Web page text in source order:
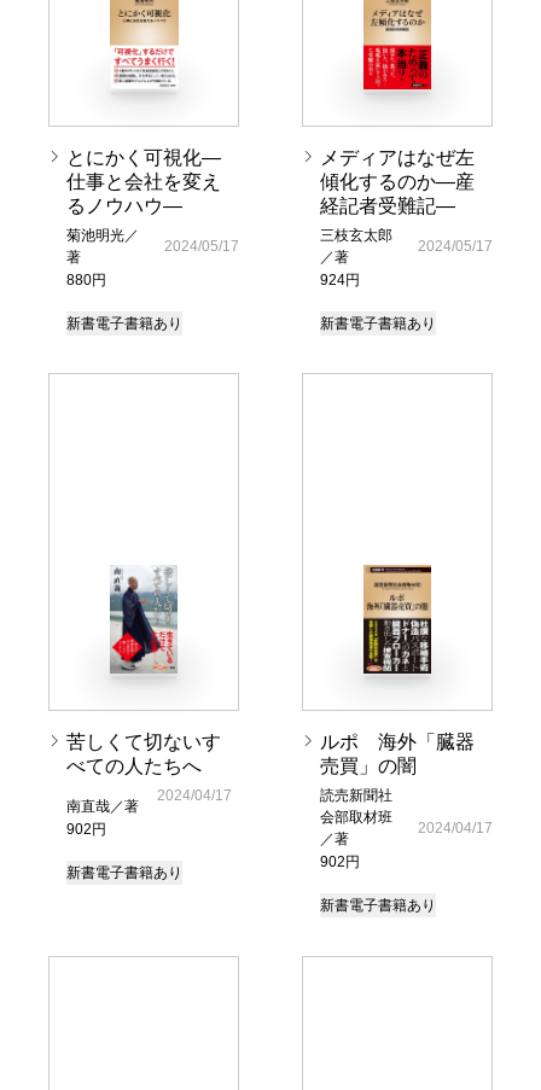
とにかく可視化―
仕事と会社を変え
るノウハウ―
菊池明光／
著
880円
2024/05/17
新書電子書籍あり
メディアはなぜ左
傾化するのか―産
経記者受難記―
三枝玄太郎
／著
924円
2024/05/17
新書電子書籍あり
苦しくて切ないす
べての人たちへ
南直哉／著
902円
2024/04/17
新書電子書籍あり
ルポ 海外「臓器
売買」の闇
読売新聞社
会部取材班
／著
902円
2024/04/17
新書電子書籍あり